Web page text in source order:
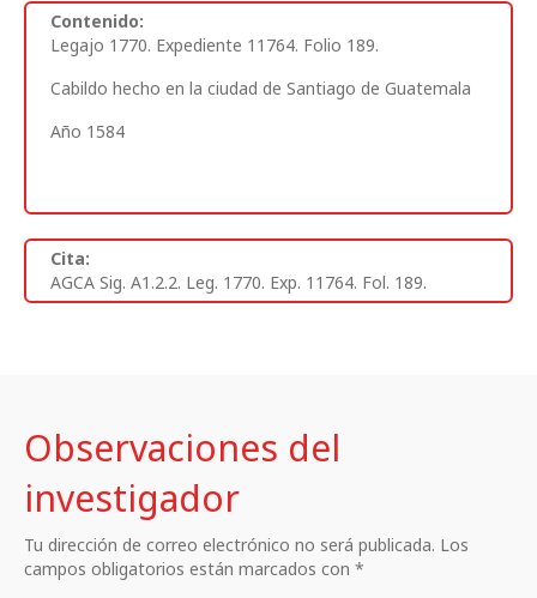
Contenido:
Legajo 1770. Expediente 11764. Folio 189.
Cabildo hecho en la ciudad de Santiago de Guatemala
Año 1584
Cita:
AGCA Sig. A1.2.2. Leg. 1770. Exp. 11764. Fol. 189.
Observaciones del
investigador
Tu dirección de correo electrónico no será publicada. Los
campos obligatorios están marcados con *